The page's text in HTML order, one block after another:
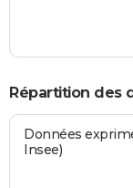
Répartition des
Données
Insee)